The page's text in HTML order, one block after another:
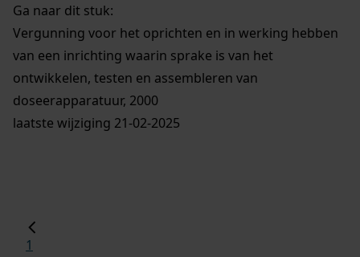
Ga naar dit stuk:
Vergunning voor het oprichten en in werking hebben
van een inrichting waarin sprake is van het
ontwikkelen, testen en assembleren van
doseerapparatuur, 2000
laatste wijziging 21-02-2025
1